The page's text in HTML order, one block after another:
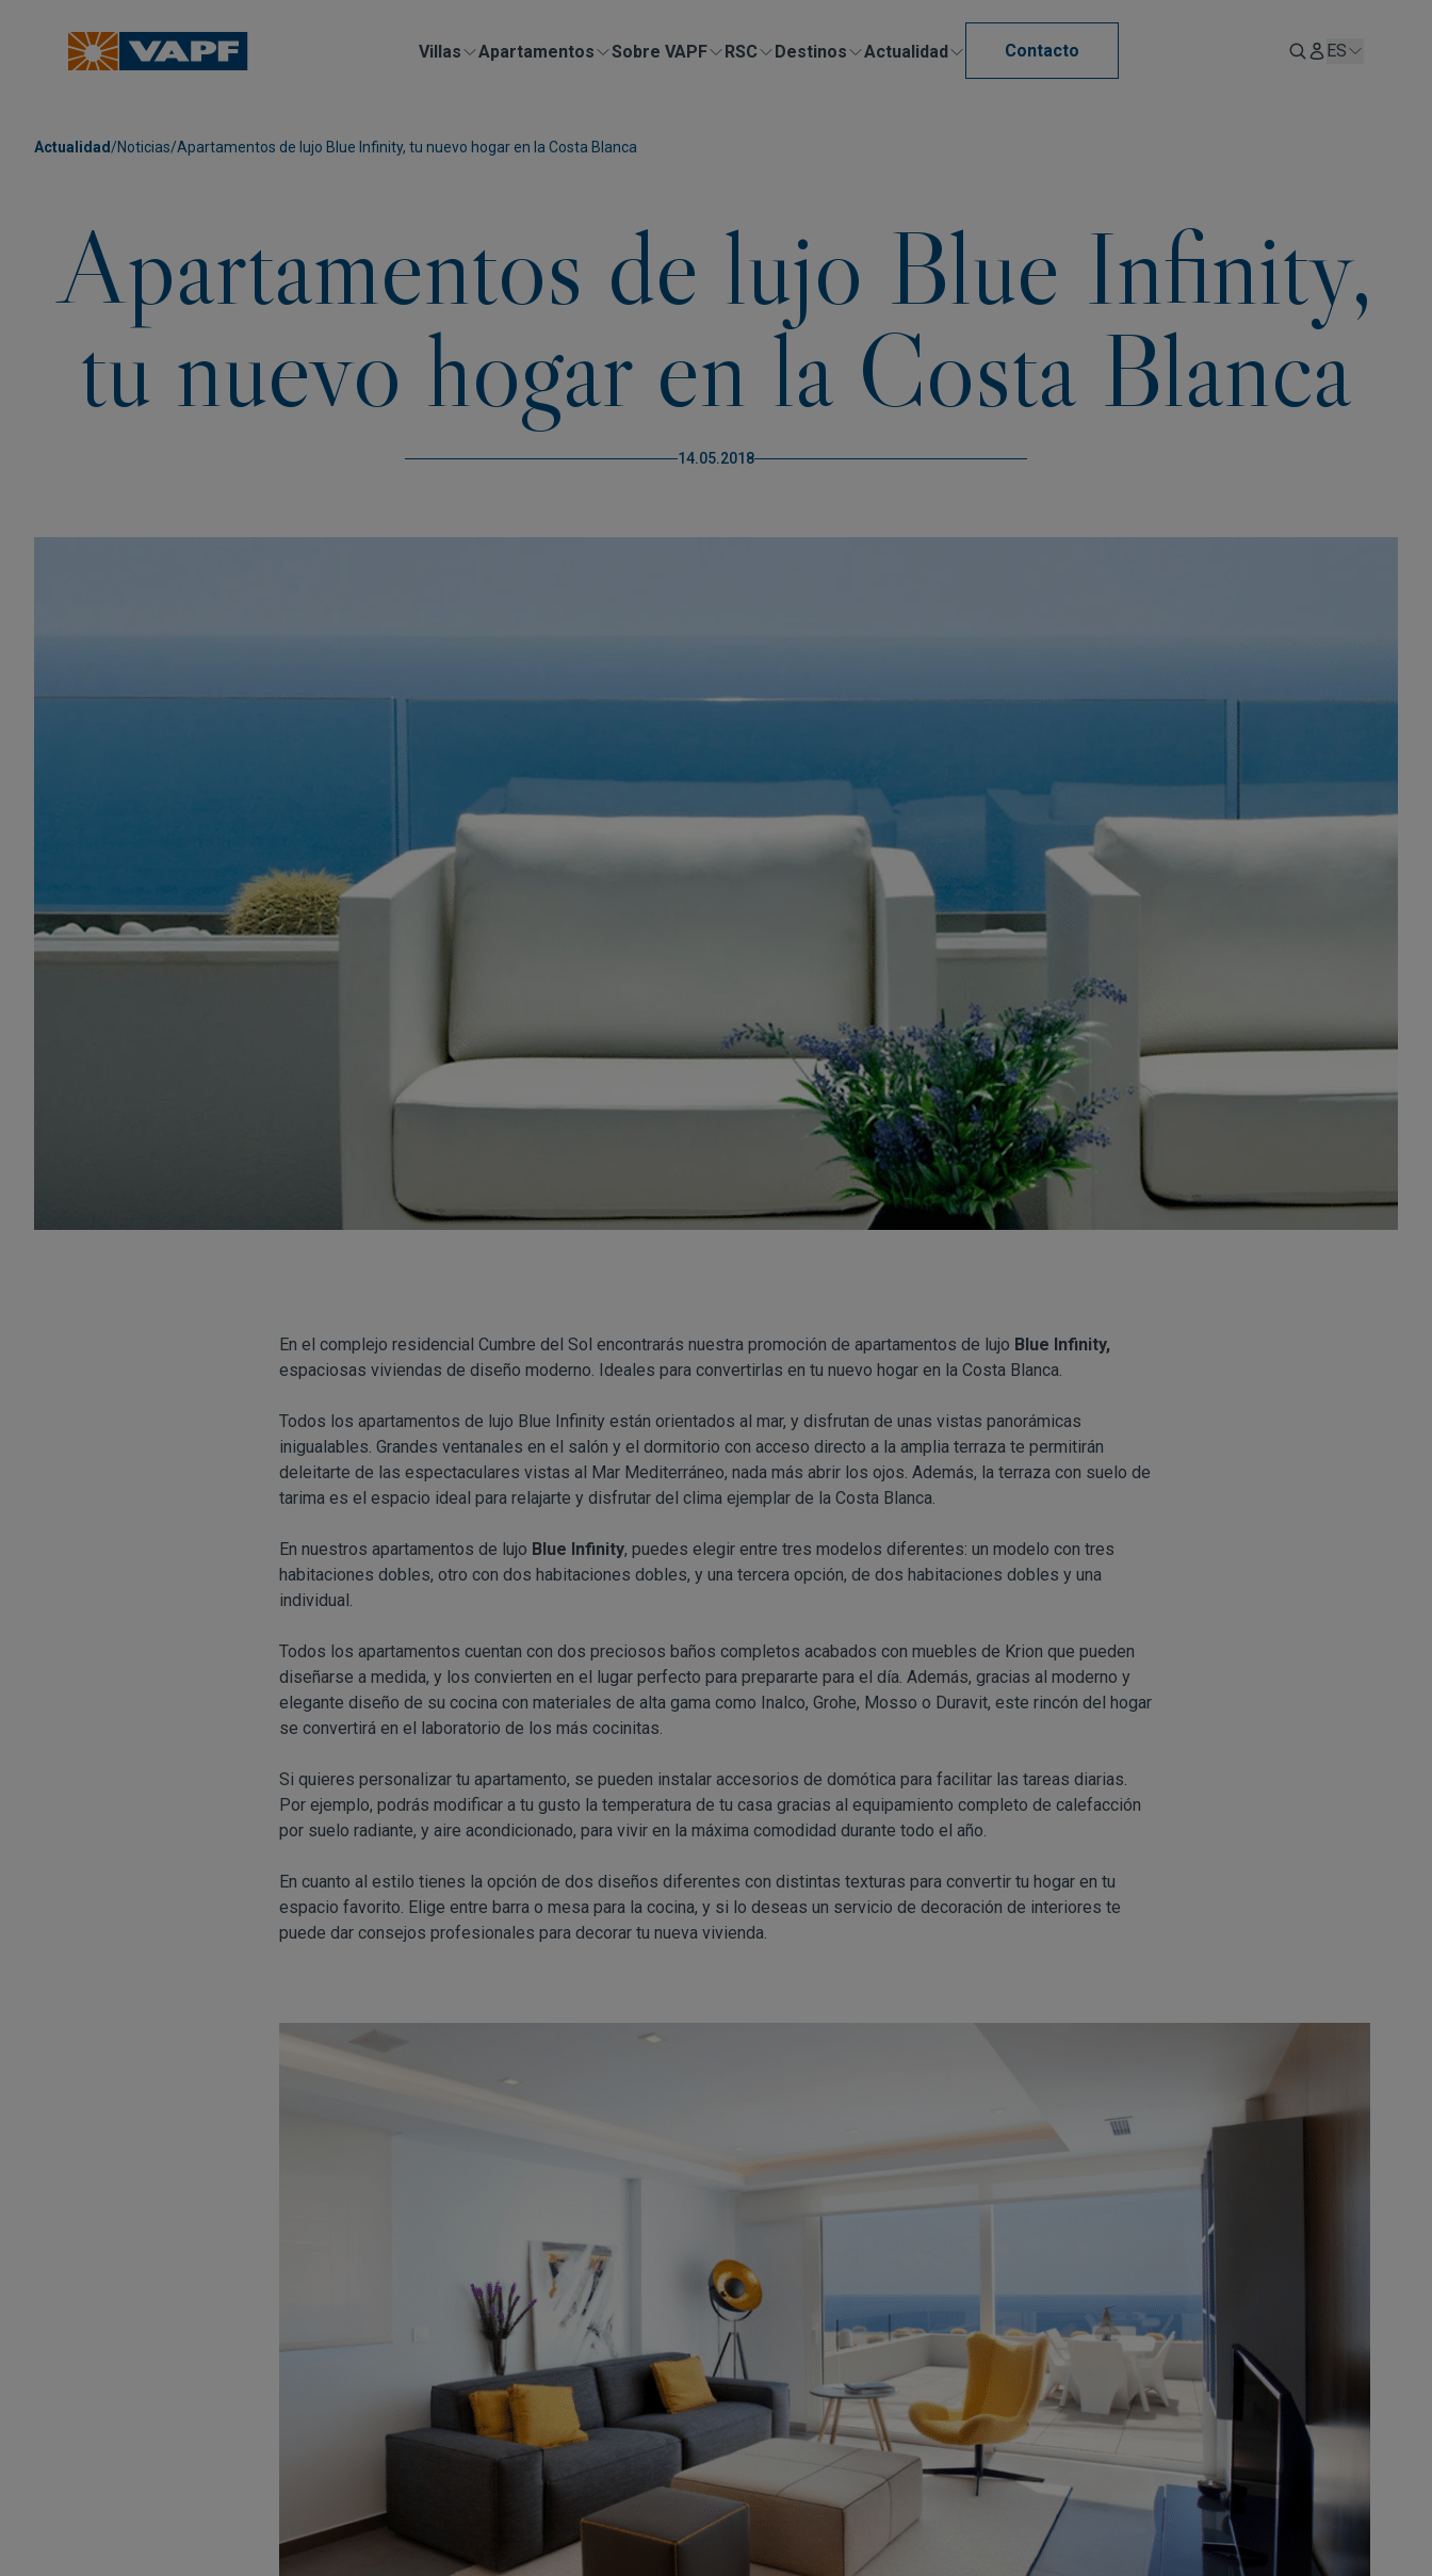
Villas Apartamentos Sobre VAPF RSC Destinos Actualidad Contacto ES
Actualidad /Noticias/Apartamentos de lujo Blue Infinity, tu nuevo hogar en la Costa Blanca
Apartamentos de lujo Blue Infinity,
tu nuevo hogar en la Costa Blanca
14.05.2018
En el complejo residencial Cumbre del Sol encontrarás nuestra promoción de apartamentos de lujo Blue Infinity,
espaciosas viviendas de diseño moderno. Ideales para convertirlas en tu nuevo hogar en la Costa Blanca.
Todos los apartamentos de lujo Blue Infinity están orientados al mar, y disfrutan de unas vistas panorámicas
inigualables. Grandes ventanales en el salón y el dormitorio con acceso directo a la amplia terraza te permitirán
deleitarte de las espectaculares vistas al Mar Mediterráneo, nada más abrir los ojos. Además, la terraza con suelo de
tarima es el espacio ideal para relajarte y disfrutar del clima ejemplar de la Costa Blanca.
En nuestros apartamentos de lujo Blue Infinity, puedes elegir entre tres modelos diferentes: un modelo con tres
habitaciones dobles, otro con dos habitaciones dobles, y una tercera opción, de dos habitaciones dobles y una
individual.
Todos los apartamentos cuentan con dos preciosos baños completos acabados con muebles de Krion que pueden
diseñarse a medida, y los convierten en el lugar perfecto para prepararte para el día. Además, gracias al moderno y
elegante diseño de su cocina con materiales de alta gama como Inalco, Grohe, Mosso o Duravit, este rincón del hogar
se convertirá en el laboratorio de los más cocinitas.
Si quieres personalizar tu apartamento, se pueden instalar accesorios de domótica para facilitar las tareas diarias.
Por ejemplo, podrás modificar a tu gusto la temperatura de tu casa gracias al equipamiento completo de calefacción
por suelo radiante, y aire acondicionado, para vivir en la máxima comodidad durante todo el año.
En cuanto al estilo tienes la opción de dos diseños diferentes con distintas texturas para convertir tu hogar en tu
espacio favorito. Elige entre barra o mesa para la cocina, y si lo deseas un servicio de decoración de interiores te
puede dar consejos profesionales para decorar tu nueva vivienda.